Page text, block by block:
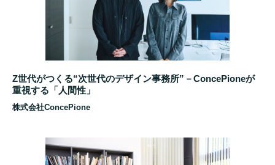
Z世代がつくる“次世代のデザイン事務所”－ConcePioneが
重視する「人間性」
株式会社ConcePione